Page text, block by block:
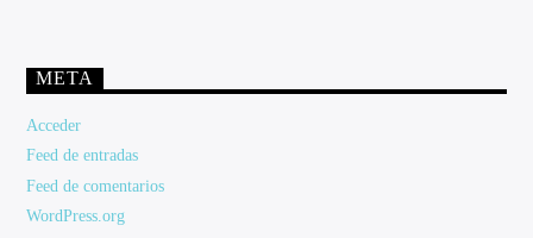
META
Acceder
Feed de entradas
Feed de comentarios
WordPress.org